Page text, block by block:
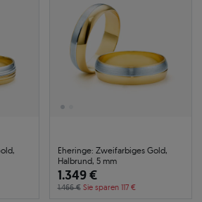
Eheringe: Zweifarbiges Gold,
Halbrund, 5 mm
1.349 €
1.466 € Sie sparen 117 €